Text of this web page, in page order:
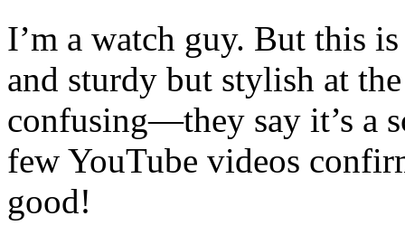
I’m a watch guy. But this
and sturdy but stylish at
confusing—they say it’s a
few YouTube videos
good!